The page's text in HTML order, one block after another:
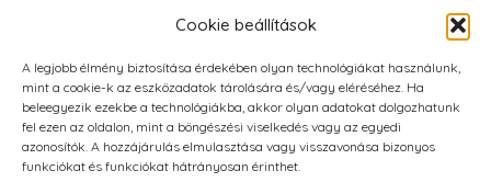
Cookie beállítások
A legjobb élmény biztosítása érdekében olyan technológiákat használunk,
mint a cookie-k az eszközadatok tárolására és/vagy eléréséhez. Ha
beleegyezik ezekbe a technológiákba, akkor olyan adatokat dolgozhatunk
fel ezen az oldalon, mint a böngészési viselkedés vagy az egyedi
azonosítók. A hozzájárulás elmulasztása vagy visszavonása bizonyos
funkciókat és funkciókat hátrányosan érinthet.